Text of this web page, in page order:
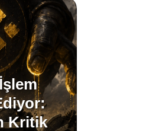
Facebook
Instagram
Kritik